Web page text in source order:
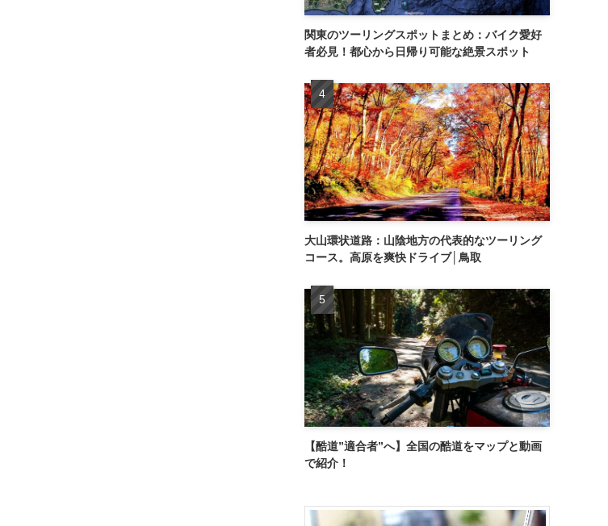
関東のツーリングスポットまとめ：バイク愛好
者必見！都心から日帰り可能な絶景スポット
大山環状道路：山陰地方の代表的なツーリング
コース。高原を爽快ドライブ│鳥取
【酷道”適合者”へ】全国の酷道をマップと動画
で紹介！